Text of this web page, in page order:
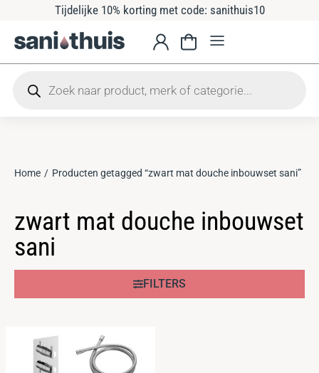
Tijdelijke 10% korting met code: sanithuis10
Je bent hier:
Home Producten getagged “zwart mat douche inbouwset sani”
zwart mat douche inbouwset
sani
FILTERS